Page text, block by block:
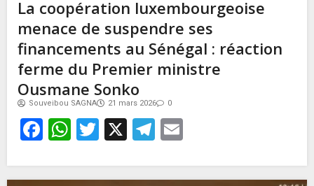
La coopération luxembourgeoise
menace de suspendre ses
financements au Sénégal : réaction
ferme du Premier ministre
Ousmane Sonko
Souveibou SAGNA 21 mars 2026 0
Facebook
WhatsApp
Twitter
X Telegram